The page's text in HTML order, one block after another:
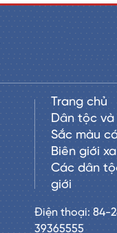
Trang chủ
Dân tộc
Sắc màu
Biên giới
Các dân
giới
Điện thoại: 84-
39365555